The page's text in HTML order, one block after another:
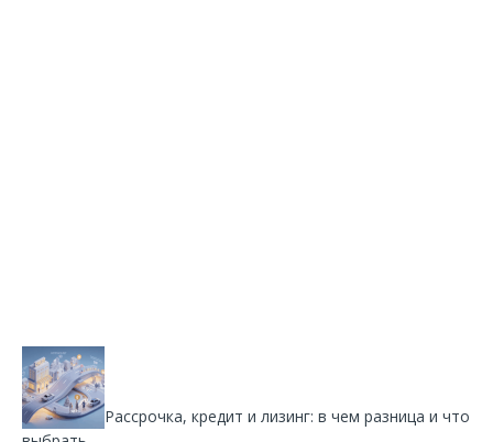
Рассрочка, кредит и лизинг: в чем разница и что